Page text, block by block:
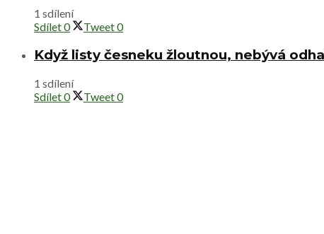
1 sdílení
Sdílet0 Tweet0
Když listy česneku žloutnou, nebývá
1 sdílení
Sdílet0 Tweet0